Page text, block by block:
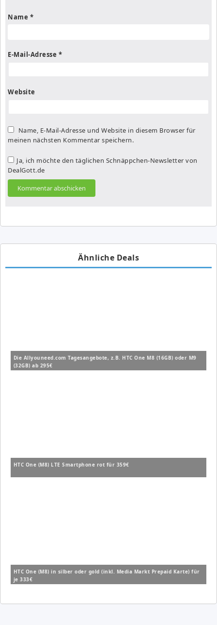
Name *
E-Mail-Adresse *
Website
Name, E-Mail-Adresse und Website in diesem Browser für
meinen nächsten Kommentar speichern.
Ja, ich möchte den täglichen Schnäppchen-Newsletter von
DealGott.de
Ähnliche Deals
Die Allyouneed.com Tagesangebote, z.B. HTC One M8 (16GB) oder M9
(32GB) ab 295€
HTC One (M8) LTE Smartphone rot für 359€
HTC One (M8) in silber oder gold (inkl. Media Markt Prepaid Karte) für
je 333€